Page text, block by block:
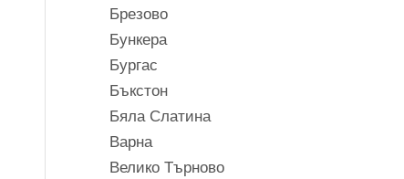
Брезово
Бункера
Бургас
Бъкстон
Бяла Слатина
Варна
Велико Търново